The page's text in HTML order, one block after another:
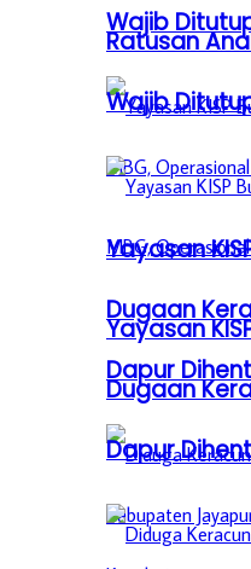
Wajib
Yayasan
Dugaan
Dapur
Ratusan
Wajib
Yayasan
Dugaan
Dapur